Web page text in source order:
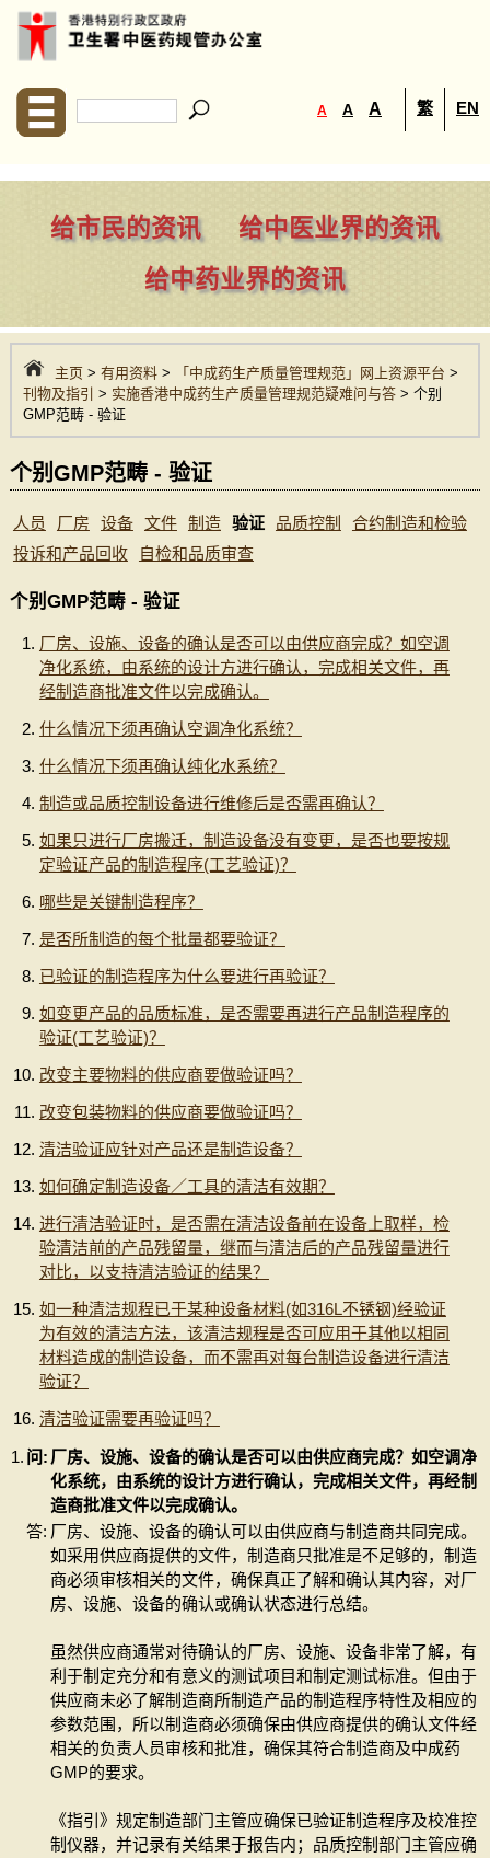
A A A 繁 EN
给市民的资讯
给中医业界的资讯
给中药业界的资讯
主页> 有用资料> 「中成药生产质量管理规范」网上资源平台 >
刊物及指引
> 实施香港中成药生产质量管理规范疑难问与答> 个别
GMP范畴 - 验证
个别GMP范畴 - 验证
人员 厂房 设备 文件 制造 验证 品质控制
合约制造和检验
投诉和产品回收
自检和品质审查
个别GMP范畴 - 验证
厂房、设施、设备的确认是否可以由供应商完成？如空调
净化系统，由系统的设计方进行确认，完成相关文件，再
经制造商批准文件以完成确认。
什么情况下须再确认空调净化系统？
什么情况下须再确认纯化水系统？
制造或品质控制设备进行维修后是否需再确认？
如果只进行厂房搬迁，制造设备没有变更，是否也要按规
定验证产品的制造程序(工艺验证)？
哪些是关键制造程序？
是否所制造的每个批量都要验证？
已验证的制造程序为什么要进行再验证？
如变更产品的品质标准，是否需要再进行产品制造程序的
验证(工艺验证)？
改变主要物料的供应商要做验证吗？
改变包装物料的供应商要做验证吗？
清洁验证应针对产品还是制造设备？
如何确定制造设备／工具的清洁有效期？
进行清洁验证时，是否需在清洁设备前在设备上取样，检
验清洁前的产品残留量，继而与清洁后的产品残留量进行
对比，以支持清洁验证的结果？
如一种清洁规程已于某种设备材料(如316L不锈钢)经验证
为有效的清洁方法，该清洁规程是否可应用于其他以相同
材料造成的制造设备，而不需再对每台制造设备进行清洁
验证？
清洁验证需要再验证吗？
1. 问: 厂房、设施、设备的确认是否可以由供应商完成？如空调净
化系统，由系统的设计方进行确认，完成相关文件，再经制
造商批准文件以完成确认。
答: 厂房、设施、设备的确认可以由供应商与制造商共同完成。
如采用供应商提供的文件，制造商只批准是不足够的，制造
商必须审核相关的文件，确保真正了解和确认其内容，对厂
房、设施、设备的确认或确认状态进行总结。
虽然供应商通常对待确认的厂房、设施、设备非常了解，有
利于制定充分和有意义的测试项目和制定测试标准。但由于
供应商未必了解制造商所制造产品的制造程序特性及相应的
参数范围，所以制造商必须确保由供应商提供的确认文件经
相关的负责人员审核和批准，确保其符合制造商及中成药
GMP的要求。
《指引》规定制造部门主管应确保已验证制造程序及校准控
制仪器，并记录有关结果于报告内；品质控制部门主管应确